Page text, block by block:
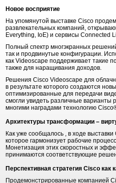
Новое восприятие
На упомянутой выставке Cisco
развлекательных компаний,
Everything, IoE) и сервисы Connected
Полный спектр многэкранных
так и продвинутые конфигурации.
как Videoscape поддерживает такие
также для наращивания доходов.
Решения Cisco Videoscape для
в результате которого создаются
оптимизированные для передачи
смогли увидеть различные
многими наградами технологию
Архитектуры трансформации –
Как уже сообщалось , в ходе
которое гармонизует рабочие
Монетизация этих скоростных и
принимаются соответствующие
Перспективная стратегия Cisco как
Продемонстрированные компанией